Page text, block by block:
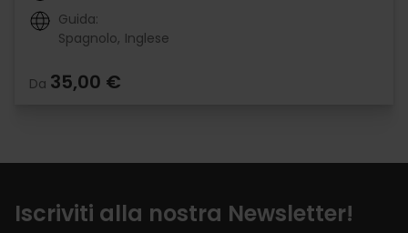
Guida:
Spagnolo Inglese
Da 35,00 €
Iscriviti alla nostra Newsletter!